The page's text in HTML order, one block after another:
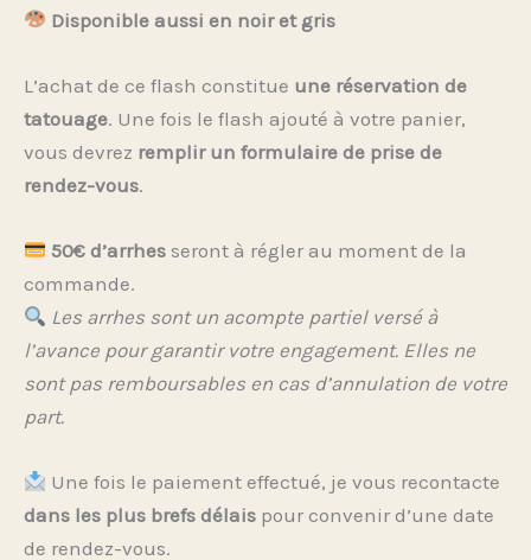
Disponible aussi en noir et gris
L’achat de ce flash constitue une réservation de
tatouage. Une fois le flash ajouté à votre panier,
vous devrez remplir un formulaire de prise de
rendez-vous.
50€ d’arrhes seront à régler au moment de la
commande.
Les arrhes sont un acompte partiel versé à
l’avance pour garantir votre engagement. Elles ne
sont pas remboursables en cas d’annulation de votre
part.
Une fois le paiement effectué, je vous recontacte
dans les plus brefs délais pour convenir d’une date
de rendez-vous.